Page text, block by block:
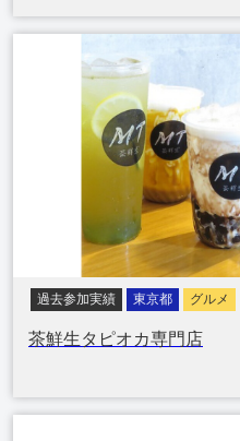
過去参加実績 東京都 グルメ
茶鮮生タピオカ専門店